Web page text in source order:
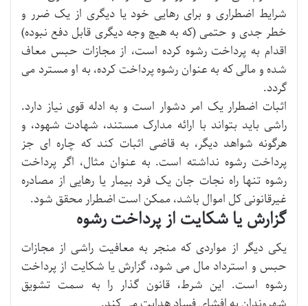
شرایط اضطراری و برای رهایی خود یا دیگری از یک ضرر و
خطر جدی و حتمی (که به هیچ وجه دیگری قابل دفع نبوده)
اقدام به پرداخت رشوه کرده است، از مجازات حبس معاف
شده و مالی که به عنوان رشوه پرداخت کرده، به او مسترد می
گردد.
اثبات اضطرار یک امر دشوار است و به ادله قوی نیاز دارد.
راشی باید بتواند با ارائه مدارک مستند، شهادت شهود، و
هرگونه شواهد دیگر، به قاضی اثبات کند که چاره ای جز
پرداخت رشوه نداشته است. به عنوان مثال، اگر پرداخت
رشوه تنها راه نجات جان یک فرد بیمار یا رهایی از مصادره
غیرقانونی کل اموال باشد، ممکن است اضطرار محقق شود.
گزارش یا شکایت از پرداخت رشوه
یکی دیگر از مواردی که منجر به معافیت راشی از مجازات
حبس و استرداد مال می شود، گزارش یا شکایت از پرداخت
رشوه است. این شرط، قانون گذار را به سمت تشویق